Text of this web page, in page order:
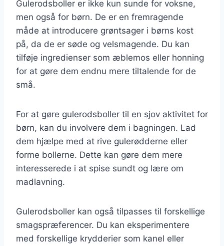
Gulerodsboller er ikke kun sunde for voksne,
men også for børn. De er en fremragende
måde at introducere grøntsager i børns kost
på, da de er søde og velsmagende. Du kan
tilføje ingredienser som æblemos eller honning
for at gøre dem endnu mere tiltalende for de
små.
For at gøre gulerodsboller til en sjov aktivitet for
børn, kan du involvere dem i bagningen. Lad
dem hjælpe med at rive gulerødderne eller
forme bollerne. Dette kan gøre dem mere
interesserede i at spise sundt og lære om
madlavning.
Gulerodsboller kan også tilpasses til forskellige
smagspræferencer. Du kan eksperimentere
med forskellige krydderier som kanel eller